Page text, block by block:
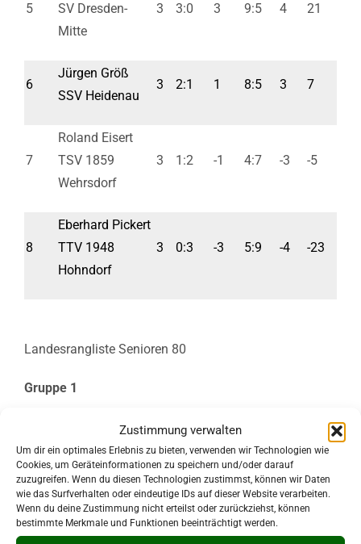
Zustimmung verwalten
Um dir ein optimales Erlebnis zu bieten, verwenden wir Technologien wie
Cookies, um Geräteinformationen zu speichern und/oder darauf
zuzugreifen. Wenn du diesen Technologien zustimmst, können wir Daten
wie das Surfverhalten oder eindeutige IDs auf dieser Website verarbeiten.
Wenn du deine Zustimmung nicht erteilst oder zurückziehst, können
bestimmte Merkmale und Funktionen beeinträchtigt werden.
5
SV Dresden-
Mitte
3 3:0 3 9:5 4 21
6
Jürgen Größ
SSV Heidenau
3 2:1 1 8:5 3 7
7
Roland Eisert
TSV 1859
Wehrsdorf
3 1:2 -1 4:7 -3 -5
8
Eberhard Pickert
TTV 1948
Hohndorf
3 0:3 -3 5:9 -4 -23
Landesrangliste Senioren 80
Gruppe 1
Spiele
Sp-
Dif
Dif
Bälle
1
Roland Stephan
SV Eintracht
Leipzig
4 4:0 4 12:1 11 56